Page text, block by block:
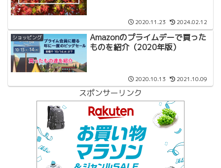
2020.11.23 2024.02.12
ショッピング
Amazonのプライムデーで買った
ものを紹介（2020年版）
2020.10.13 2021.10.09
スポンサーリンク